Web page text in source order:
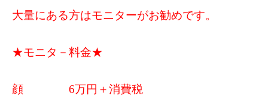
大量にある方はモニターがお勧めです。
★モニタ－料金★
顔 6万円＋消費税